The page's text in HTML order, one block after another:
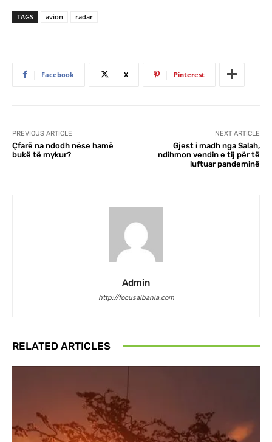
TAGS avion radar
Facebook X Pinterest
PREVIOUS ARTICLE
Çfarë na ndodh nëse hamë
bukë të mykur?
NEXT ARTICLE
Gjest i madh nga Salah,
ndihmon vendin e tij për të
luftuar pandeminë
Admin
http://focusalbania.com
RELATED ARTICLES